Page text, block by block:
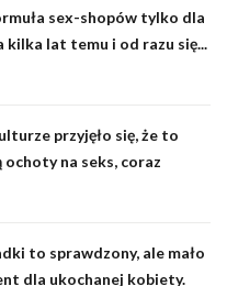
sex-shopów tylko dla
kilka lat temu i od razu się...
przyjęło się, że to
na seks, coraz
to sprawdzony, ale mało
dla ukochanej kobiety.